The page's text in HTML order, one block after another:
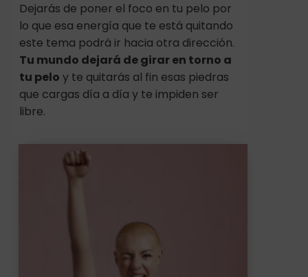
Dejarás de poner el foco en tu pelo por
lo que esa energía que te está quitando
este tema podrá ir hacia otra dirección.
Tu mundo dejará de girar en torno a
tu pelo y te quitarás al fin esas piedras
que cargas día a día y te impiden ser
libre.